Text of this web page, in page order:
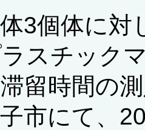
3個体に対
スチック
留時間の
市にて、